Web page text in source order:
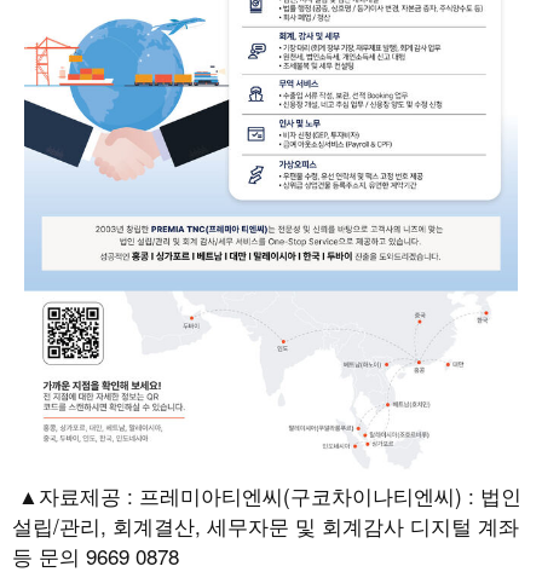
▲자료제공 : 프레미아티엔씨(구코차이나티엔씨) : 법인
설립/관리, 회계결산, 세무자문 및 회계감사 디지털 계좌
등 문의 9669 0878